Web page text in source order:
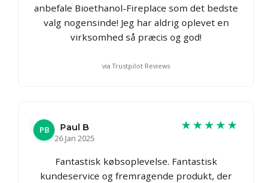
anbefale Bioethanol-Fireplace som det bedste
valg nogensinde! Jeg har aldrig oplevet en
virksomhed så præcis og god!
via Trustpilot Reviews
PB
Paul B
26 Jan 2025
★★★★★
Fantastisk købsoplevelse. Fantastisk
kundeservice og fremragende produkt, der